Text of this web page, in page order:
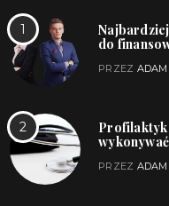
do
PRZEZ ADAM
PRZEZ ADAM